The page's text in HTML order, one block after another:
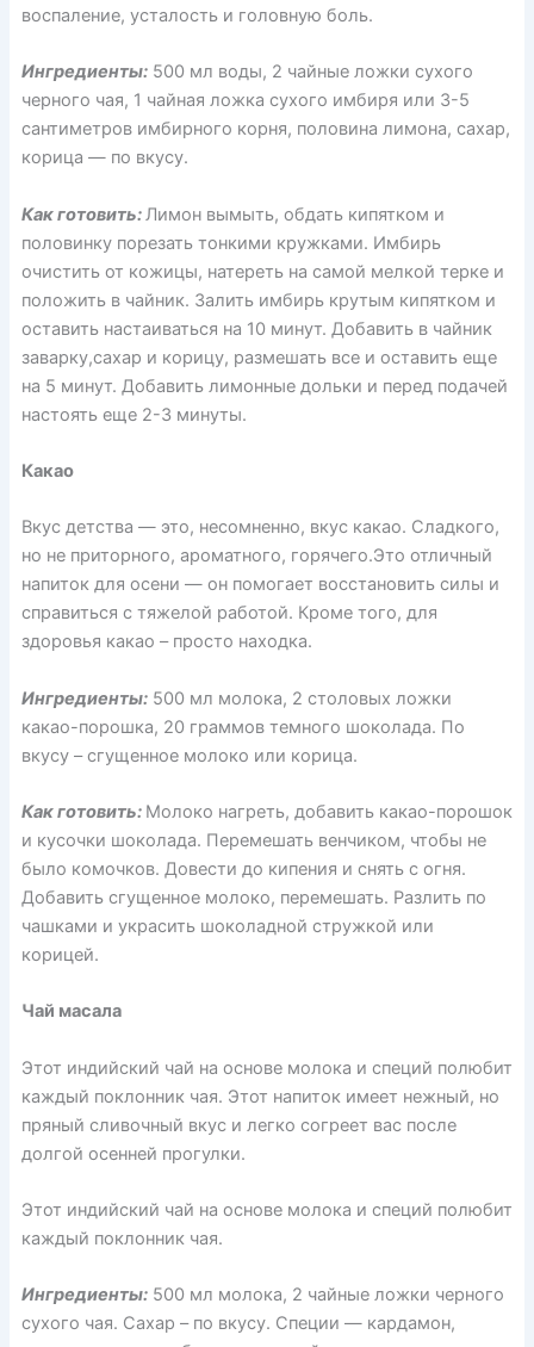
воспаление, усталость и головную боль.
Ингредиенты:500 мл воды, 2 чайные ложки сухого
черного чая, 1 чайная ложка сухого имбиря или 3-5
сантиметров имбирного корня, половина лимона, сахар,
корица — по вкусу.
Как готовить: Лимон вымыть, обдать кипятком и
половинку порезать тонкими кружками. Имбирь
очистить от кожицы, натереть на самой мелкой терке и
положить в чайник. Залить имбирь крутым кипятком и
оставить настаиваться на 10 минут. Добавить в чайник
заварку,сахар и корицу, размешать все и оставить еще
на 5 минут. Добавить лимонные дольки и перед подачей
настоять еще 2-3 минуты.
Какао
Вкус детства — это, несомненно, вкус какао. Сладкого,
но не приторного, ароматного, горячего.Это отличный
напиток для осени — он помогает восстановить силы и
справиться с тяжелой работой. Кроме того, для
здоровья какао – просто находка.
Ингредиенты:500 мл молока, 2 столовых ложки
какао-порошка, 20 граммов темного шоколада. По
вкусу – сгущенное молоко или корица.
Как готовить: Молоко нагреть, добавить какао-порошок
и кусочки шоколада. Перемешать венчиком, чтобы не
было комочков. Довести до кипения и снять с огня.
Добавить сгущенное молоко, перемешать. Разлить по
чашками и украсить шоколадной стружкой или
корицей.
Чай масала
Этот индийский чай на основе молока и специй полюбит
каждый поклонник чая. Этот напиток имеет нежный, но
пряный сливочный вкус и легко согреет вас после
долгой осенней прогулки.
Этот индийский чай на основе молока и специй полюбит
каждый поклонник чая.
Ингредиенты:500 мл молока, 2 чайные ложки черного
сухого чая. Сахар – по вкусу. Специи — кардамон,